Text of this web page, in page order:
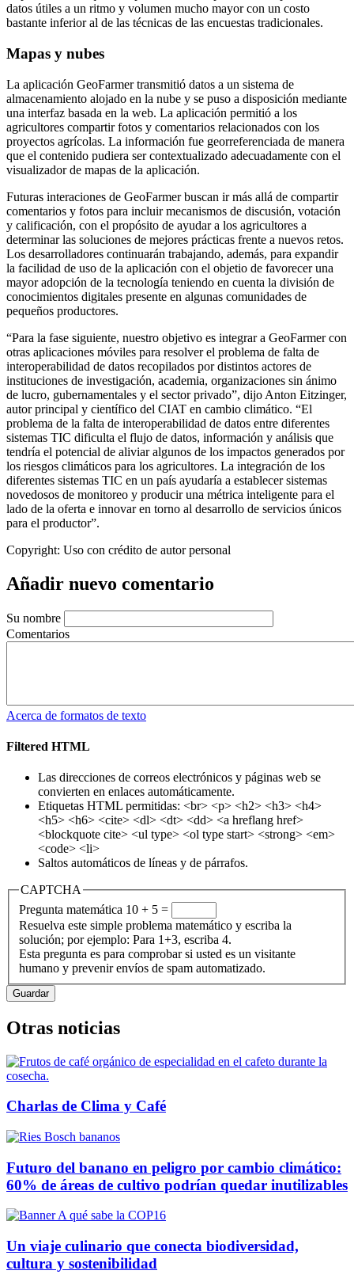
datos útiles a un ritmo y volumen mucho mayor con un costo
bastante inferior al de las técnicas de las encuestas tradicionales.
Mapas y nubes
La aplicación GeoFarmer transmitió datos a un sistema de
almacenamiento alojado en la nube y se puso a disposición mediante
una interfaz basada en la web. La aplicación permitió a los
agricultores compartir fotos y comentarios relacionados con los
proyectos agrícolas. La información fue georreferenciada de manera
que el contenido pudiera ser contextualizado adecuadamente con el
visualizador de mapas de la aplicación.
Futuras interaciones de GeoFarmer buscan ir más allá de compartir
comentarios y fotos para incluir mecanismos de discusión, votación
y calificación, con el propósito de ayudar a los agricultores a
determinar las soluciones de mejores prácticas frente a nuevos retos.
Los desarrolladores continuarán trabajando, además, para expandir
la facilidad de uso de la aplicación con el objetio de favorecer una
mayor adopción de la tecnología teniendo en cuenta la división de
conocimientos digitales presente en algunas comunidades de
pequeños productores.
“Para la fase siguiente, nuestro objetivo es integrar a GeoFarmer con
otras aplicaciones móviles para resolver el problema de falta de
interoperabilidad de datos recopilados por distintos actores de
instituciones de investigación, academia, organizaciones sin ánimo
de lucro, gubernamentales y el sector privado”, dijo Anton Eitzinger,
autor principal y científico del CIAT en cambio climático. “El
problema de la falta de interoperabilidad de datos entre diferentes
sistemas TIC dificulta el flujo de datos, información y análisis que
tendría el potencial de aliviar algunos de los impactos generados por
los riesgos climáticos para los agricultores. La integración de los
diferentes sistemas TIC en un país ayudaría a establecer sistemas
novedosos de monitoreo y producir una métrica inteligente para el
lado de la oferta e innovar en torno al desarrollo de servicios únicos
para el productor”.
Copyright: Uso con crédito de autor personal
Añadir nuevo comentario
Su nombre
Comentarios
Acerca de formatos de texto
Filtered HTML
Las direcciones de correos electrónicos y páginas web se
convierten en enlaces automáticamente.
Etiquetas HTML permitidas: <br> <p> <h2> <h3> <h4>
<h5> <h6> <cite> <dl> <dt> <dd> <a hreflang href>
<blockquote cite> <ul type> <ol type start> <strong> <em>
<code> <li>
Saltos automáticos de líneas y de párrafos.
CAPTCHA
Pregunta matemática 10 + 5 =
Resuelva este simple problema matemático y escriba la
solución; por ejemplo: Para 1+3, escriba 4.
Esta pregunta es para comprobar si usted es un visitante
humano y prevenir envíos de spam automatizado.
Otras noticias
Charlas de Clima y Café
Futuro del banano en peligro por cambio climático:
60% de áreas de cultivo podrían quedar inutilizables
Un viaje culinario que conecta biodiversidad,
cultura y sostenibilidad